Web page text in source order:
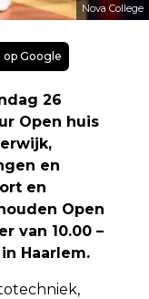
Nova College
op Google
26
Open huis
en
en
Open
van 10.00 –
Haarlem.